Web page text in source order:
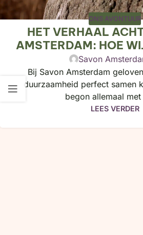
ONS AVONTUUR
HET VERHAAL
AMSTERDAM: HOE
Savon
Bij Savon Amsterdam
duurzaamheid perfect samen
begon allemaal met
LEES VERDER